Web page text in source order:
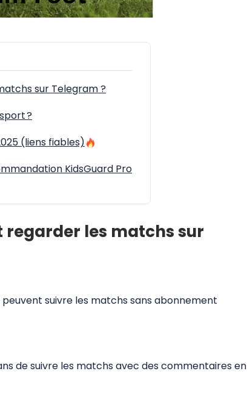
sur Telegram ?
?
(liens fiables)
KidsGuard Pro
les matchs sur
suivre les matchs sans abonnement
de suivre les matchs avec des commentaires en